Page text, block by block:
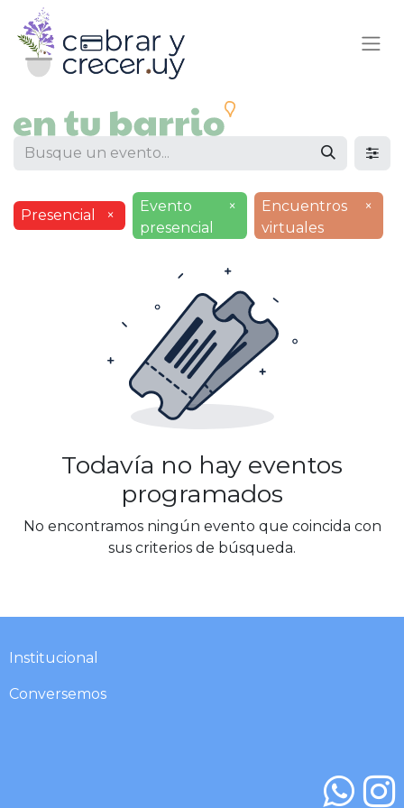
Presencial ×
Evento
presencial
×
Encuentros
virtuales
×
Todavía no hay eventos
programados
No encontramos ningún evento que coincida con
sus criterios de búsqueda.
Institucional​​​
Conversemos​